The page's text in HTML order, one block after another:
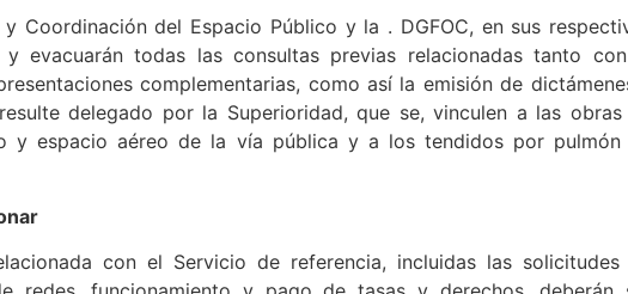
Coordinación del Espacio Público y la . DGFOC, en sus
evacuarán todas las consultas previas relacionadas tanto
complementarias, como así la emisión de
delegado por la Superioridad, que se, vinculen a las obras
y espacio aéreo de la vía pública y a los tendidos por pulmón
con el Servicio de referencia, incluidas las solicitudes